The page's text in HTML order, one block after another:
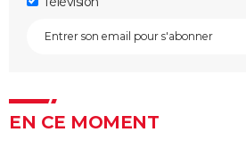
par Nicole Kidman, divise les
Titanic : "ça a été un
Winslet a un mauvais
The Brutalist : la critique est
il faut absolument voir ce film
EN CE MOMENT